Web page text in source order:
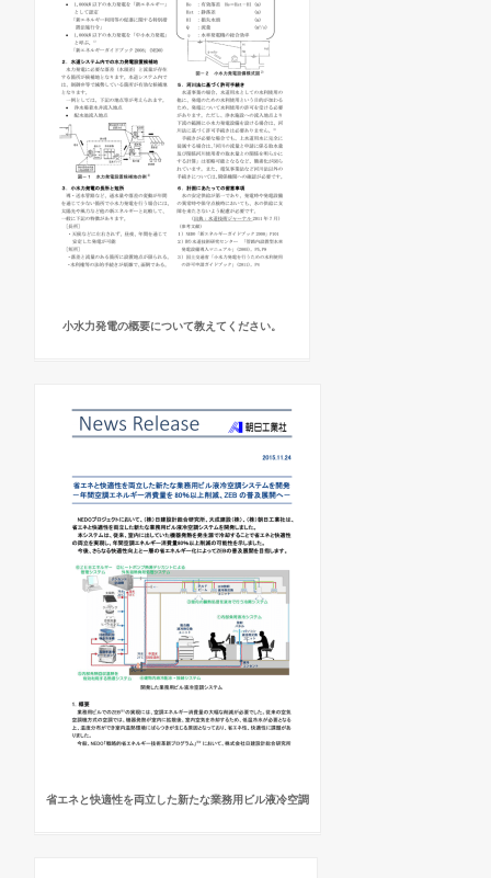
小水力発電の概要について教えてください。
省エネと快適性を両立した新たな業務用ビル液冷空調